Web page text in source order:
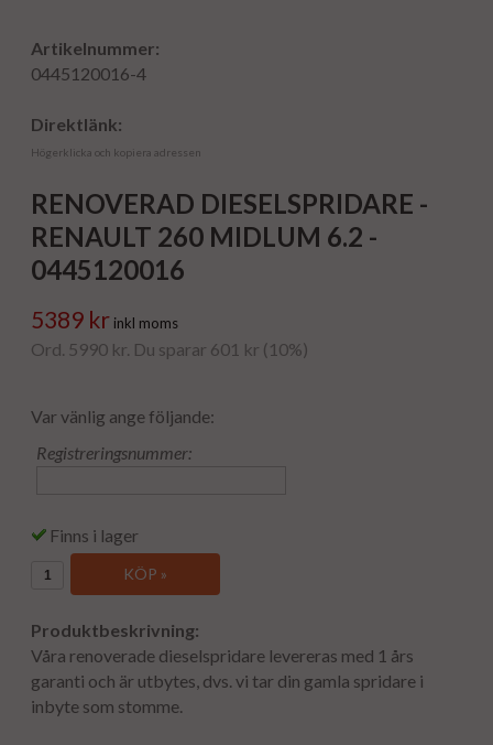
Artikelnummer:
0445120016-4
Direktlänk:
Högerklicka och kopiera adressen
RENOVERAD DIESELSPRIDARE -
RENAULT 260 MIDLUM 6.2 -
0445120016
5389 kr inkl moms
Ord. 5990 kr. Du sparar 601 kr (10%)
Var vänlig ange följande:
Registreringsnummer:
Finns i lager
KÖP »
Produktbeskrivning:
Våra renoverade dieselspridare levereras med 1 års
garanti och är utbytes, dvs. vi tar din gamla spridare i
inbyte som stomme.